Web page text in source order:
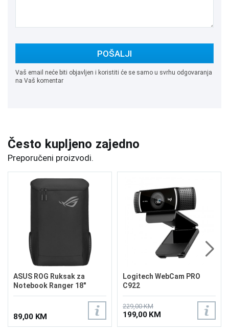
POŠALJI
Vaš email neće biti objavljen i koristiti će se samo u svrhu odgovaranja
na Vaš komentar
Često kupljeno zajedno
Preporučeni proizvodi.
ASUS ROG Ruksak za
Notebook Ranger 18"
89,00 KM
Logitech WebCam PRO
C922
229,00 KM
199,00 KM